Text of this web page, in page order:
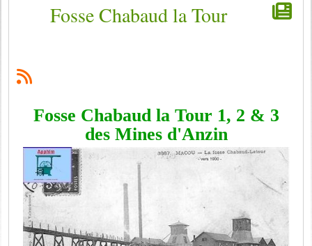
Fosse Chabaud la Tour
Fosse Chabaud la Tour 1, 2 & 3
des Mines d'Anzin